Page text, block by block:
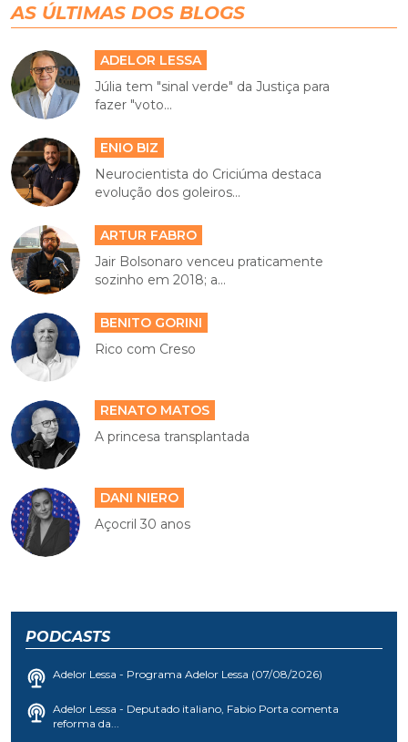
AS ÚLTIMAS DOS BLOGS
ADELOR LESSA
Júlia tem "sinal verde" da Justiça para
fazer "voto...
ENIO BIZ
Neurocientista do Criciúma destaca
evolução dos goleiros...
ARTUR FABRO
Jair Bolsonaro venceu praticamente
sozinho em 2018; a...
BENITO GORINI
Rico com Creso
RENATO MATOS
A princesa transplantada
DANI NIERO
Açocril 30 anos
PODCASTS
Adelor Lessa - Programa Adelor Lessa (07/08/2026)
Adelor Lessa - Deputado italiano, Fabio Porta comenta
reforma da...